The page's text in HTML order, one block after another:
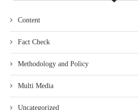
Content
Fact Check
Methodology and Policy
Multi Media
Uncategorized